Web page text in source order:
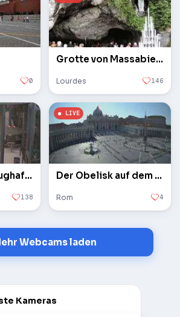
0
Grotte von Massabielle
Lourdes 146
Die Lobby ist Flughafen Köln / Bonn
138
Der Obelisk auf dem Petersplatz im Vatikan
Rom 4
Webcams laden
Kameras